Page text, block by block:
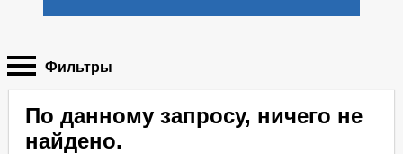
Фильтры
По данному запросу, ничего не
найдено.